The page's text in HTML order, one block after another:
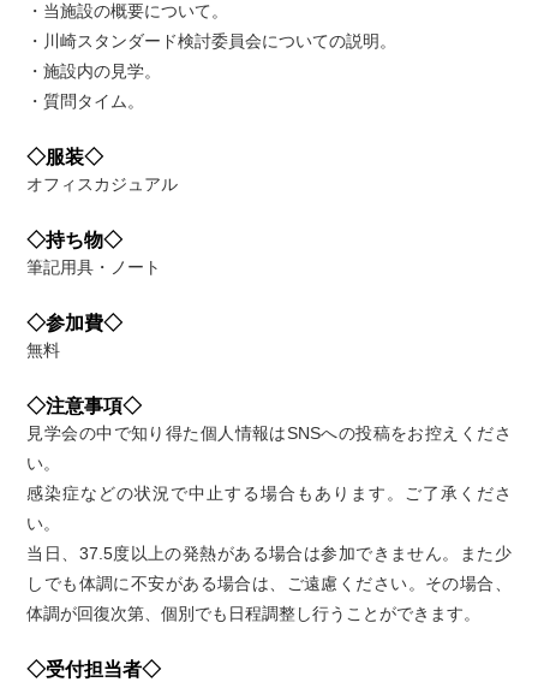
・当施設の概要について。
・川崎スタンダード検討委員会についての説明。
・施設内の見学。
・質問タイム。
◇服装◇
オフィスカジュアル
◇持ち物◇
筆記用具・ノート
◇参加費◇
無料
◇注意事項◇
見学会の中で知り得た個人情報はSNSへの投稿をお控えくださ
い。
感染症などの状況で中止する場合もあります。ご了承くださ
い。
当日、37.5度以上の発熱がある場合は参加できません。また少
しでも体調に不安がある場合は、ご遠慮ください。その場合、
体調が回復次第、個別でも日程調整し行うことができます。
◇受付担当者◇